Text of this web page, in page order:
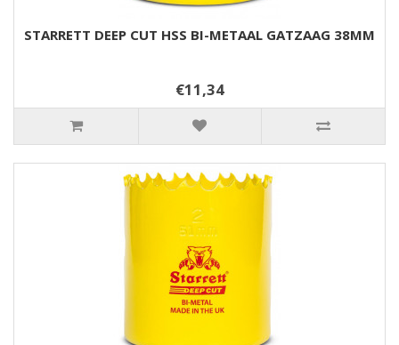
STARRETT DEEP CUT HSS BI-METAAL GATZAAG 38MM
€11,34